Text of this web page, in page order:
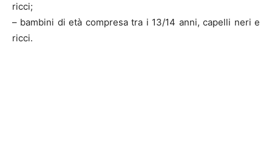
ricci;
– bambini di età compresa tra i 13/14 anni, capelli neri e
ricci.